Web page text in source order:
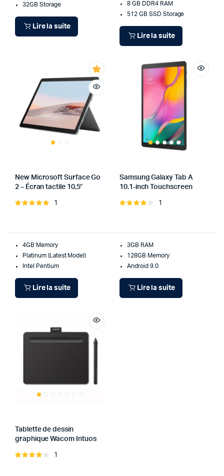
32GB Storage
Lire la suite
8 GB DDR4 RAM
512 GB SSD Storage
Lire la suite
New Microsoft Surface Go
2 – Écran tactile 10,5″
Note
1
4GB Memory
Platinum (Latest Model)
Intel Pentium
Lire la suite
Samsung Galaxy Tab A
10.1-inch Touchscreen
Note
1
3GB RAM
128GB Memory
Android 9.0
Lire la suite
Tablette de dessin
graphique Wacom Intuos
Note
1